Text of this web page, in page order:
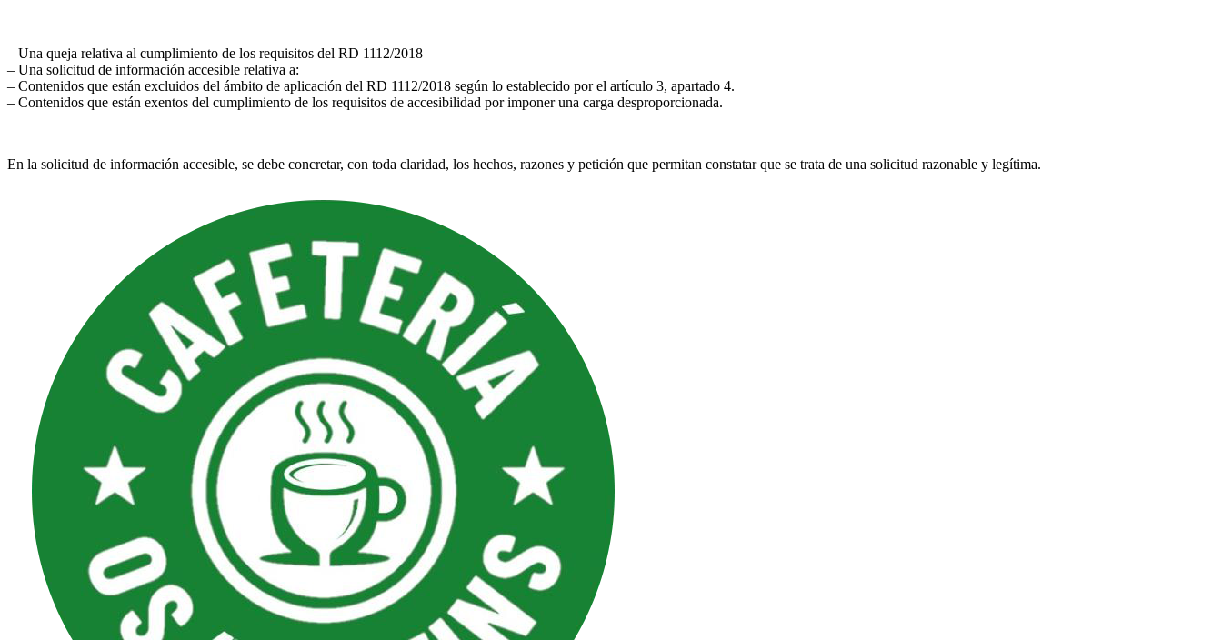
– Una queja relativa al cumplimiento de los requisitos del RD 1112/2018
– Una solicitud de información accesible relativa a:
– Contenidos que están excluidos del ámbito de aplicación del RD 1112/2018 según lo establecido por el artículo 3, apartado 4.
– Contenidos que están exentos del cumplimiento de los requisitos de accesibilidad por imponer una carga desproporcionada.
En la solicitud de información accesible, se debe concretar, con toda claridad, los hechos, razones y petición que permitan constatar que se trata de una solicitud razonable y legítima.